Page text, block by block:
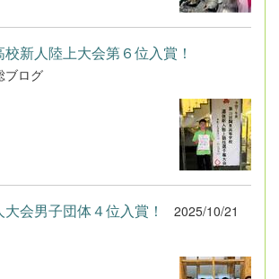
新人陸上大会第６位入賞！
ブログ
会男子団体４位入賞！
2025/10/21